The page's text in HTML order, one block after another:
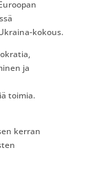
kokous.
ja
toimia.
kerran